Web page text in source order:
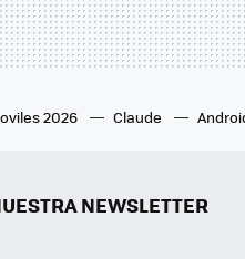
2026 Claude
NEWSLETTER